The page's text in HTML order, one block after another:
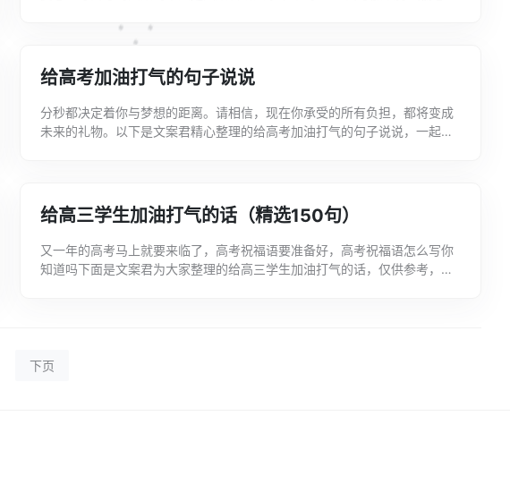
给高考加油打气的句子说说
分秒都决定着你与梦想的距离。请相信，现在你承受的所有负担，都将变成
未来的礼物。以下是文案君精心整理的给高考加油打气的句子说说，一起来
给高三学生加油打气的话（精选150句）
又一年的高考马上就要来临了，高考祝福语要准备好，高考祝福语怎么写你
知道吗下面是文案君为大家整理的给高三学生加油打气的话，仅供参考，喜
下页